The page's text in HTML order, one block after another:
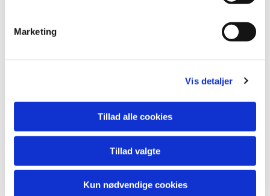
Marketing
Vis detaljer
Tillad alle cookies
Tillad valgte
Kun nødvendige cookies